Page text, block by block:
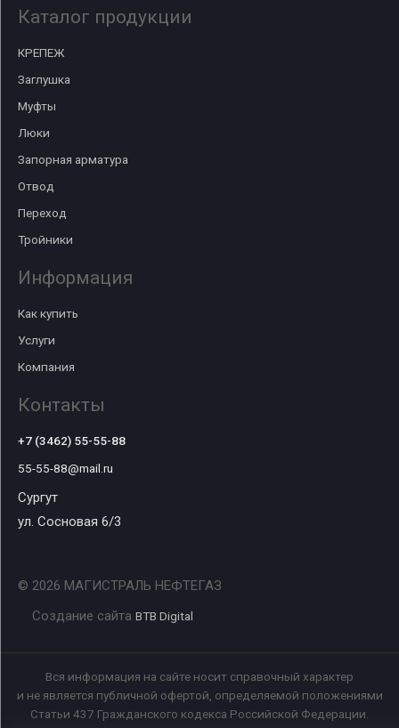
Каталог продукции
КРЕПЕЖ
Заглушка
Муфты
Люки
Запорная арматура
Отвод
Переход
Тройники
Информация
Как купить
Услуги
Компания
Контакты
+7 (3462) 55-55-88
55-55-88@mail.ru
Сургут
ул. Сосновая 6/3
© 2026 МАГИСТРАЛЬ НЕФТЕГАЗ
Создание сайта BTB Digital
Вся информация на сайте носит справочный характер
и не является публичной офертой, определяемой положениями
Статьи 437 Гражданского кодекса Российской Федерации.